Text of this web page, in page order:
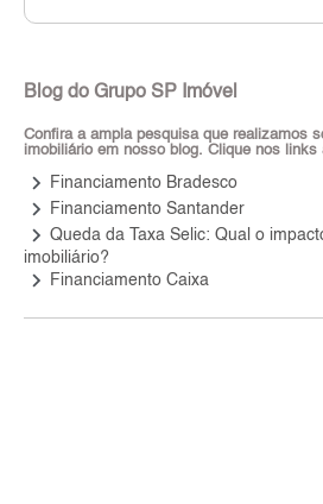
Blog do Grupo SP Imóvel
Confira a ampla pesquisa que realizamos
imobiliário em nosso blog. Clique nos links
keyboard_arrow_right Financiamento Bradesco
keyboard_arrow_right Financiamento Santander
keyboard_arrow_right Queda da Taxa Selic: Qual o
imobiliário?
keyboard_arrow_right Financiamento Caixa